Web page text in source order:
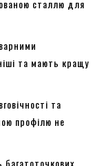
сталлю для
та мають кращу
та
профілю не
багатоточкових